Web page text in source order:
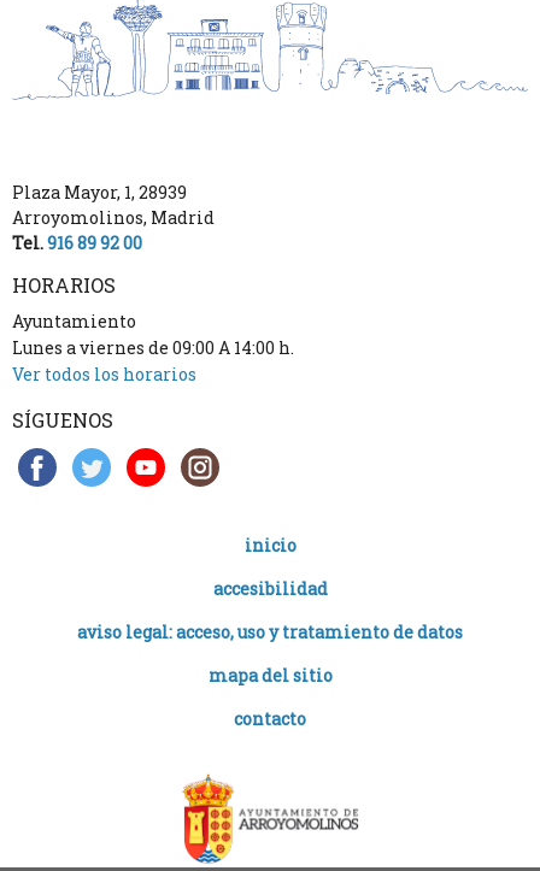
Plaza Mayor, 1, 28939
Arroyomolinos, Madrid
Tel.916 89 92 00
HORARIOS
Ayuntamiento
Lunes a viernes de 09:00 A 14:00 h.
Ver todos los horarios
SÍGUENOS
inicio
accesibilidad
aviso legal: acceso, uso y tratamiento de datos
mapa del sitio
contacto